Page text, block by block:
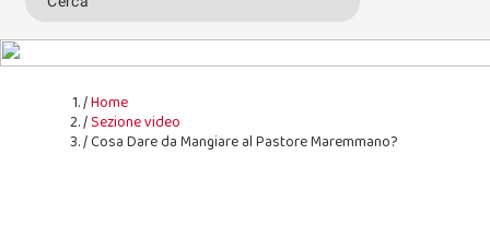
Home
Sezione video
Cosa Dare da Mangiare al Pastore Maremmano?